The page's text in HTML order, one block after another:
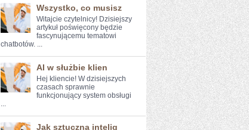
Wszystko, co musisz
Witajcie czytelnicy! Dzisiejszy
artykuł poświęcony⁤ będzie
fascynującemu tematowi
chatbotów. ...
AI w służbie klien
Hej kliencie!⁤ W dzisiejszych
czasach sprawnie
funkcjonujący system obsługi
...
Jak sztuczna intelig